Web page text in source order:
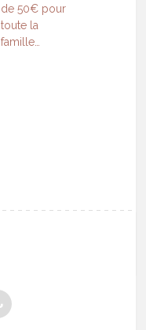
de 50€ pour
toute la
famille…